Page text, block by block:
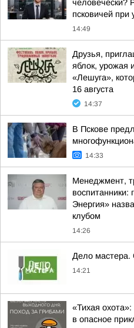
человечески?
псковичей при
14:49
Друзья,
яблок, урожая
«Лешуга»,
16 августа
14:37
В Пскове
14:33
Менеджмент,
воспитанники:
Энергия»
клубом
14:26
Дело мастера.
14:21
«Тихая охота»:
в опасное